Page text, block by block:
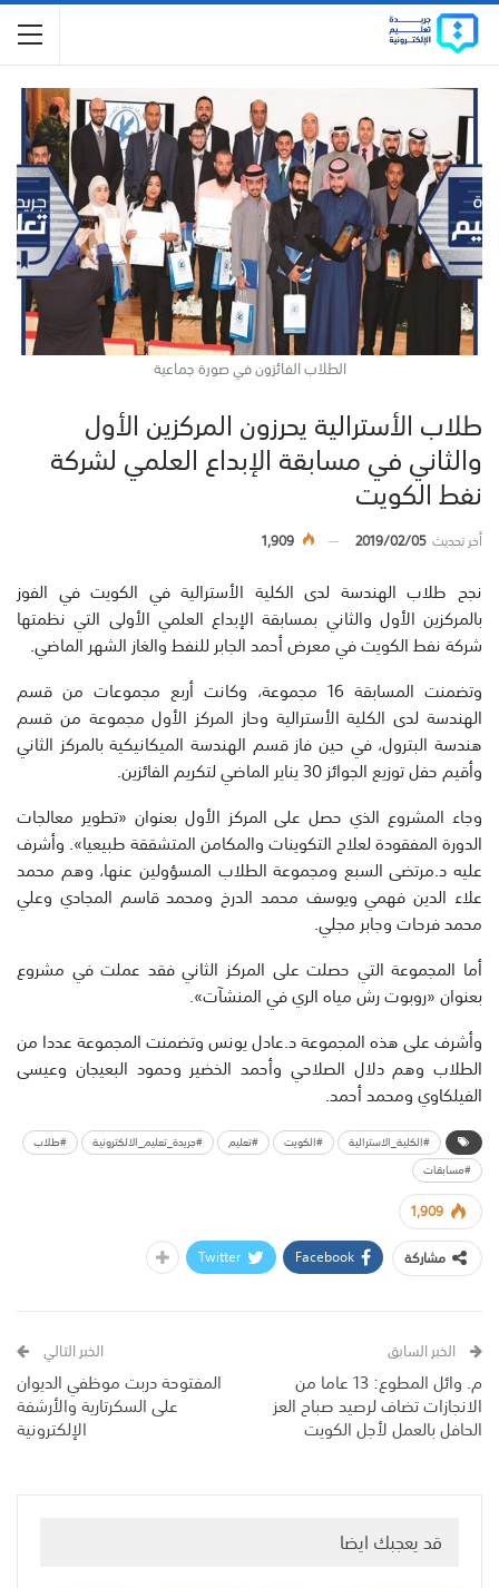
الطلاب الفائزون في صورة جماعية
طلاب الأسترالية يحرزون المركزين الأول
والثاني في مسابقة الإبداع العلمي لشركة
نفط الكويت
أخر تحديث2019/02/05
1,909
نجح طلاب الهندسة لدى الكلية الأسترالية في الكويت في الفوز
بالمركزين الأول والثاني بمسابقة الإبداع العلمي الأولى التي نظمتها
شركة نفط الكويت في معرض أحمد الجابر للنفط والغاز الشهر الماضي.
وتضمنت المسابقة 16 مجموعة، وكانت أربع مجموعات من قسم
الهندسة لدى الكلية الأسترالية وحاز المركز الأول مجموعة من قسم
هندسة البترول، في حين فاز قسم الهندسة الميكانيكية بالمركز الثاني
وأقيم حفل توزيع الجوائز 30 يناير الماضي لتكريم الفائزين.
وجاء المشروع الذي حصل على المركز الأول بعنوان «تطوير معالجات
الدورة المفقودة لعلاج التكوينات والمكامن المتشققة طبيعيا». وأشرف
عليه د.مرتضى السبع ومجموعة الطلاب المسؤولين عنها، وهم محمد
علاء الدين فهمي ويوسف محمد الدرخ ومحمد قاسم المجادي وعلي
محمد فرحات وجابر مجلي.
أما المجموعة التي حصلت على المركز الثاني فقد عملت في مشروع
بعنوان «روبوت رش مياه الري في المنشآت».
وأشرف على هذه المجموعة د.عادل يونس وتضمنت المجموعة عددا من
الطلاب وهم دلال الصلاحي وأحمد الخضير وحمود البعيجان وعيسى
الفيلكاوي ومحمد أحمد.
#الكلية_الاسترالية #الكويت #تعليم #جريدة_تعليم_الالكترونية
#طلاب
#مسابقات
1,909
مشاركة
Facebook
Twitter
الخبر السابق
م. وائل المطوع: 13 عاما من
الانجازات تضاف لرصيد صباح العز
الحافل بالعمل لأجل الكويت
الخبر التالي
المفتوحة دربت موظفي الديوان
على السكرتارية والأرشفة
الإلكترونية
قد يعجبك ايضا